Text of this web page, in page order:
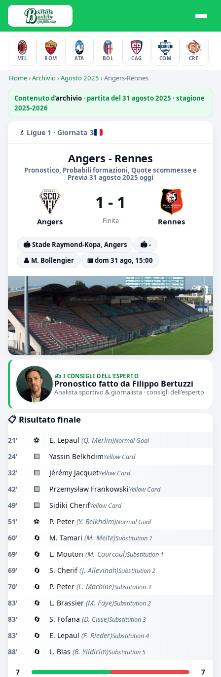
MIL ROM ATA BOL CAG COM CRE
Home›Archivio›Agosto 2025 ›Angers-Rennes
Contenuto d'archivio· partita del 31 agosto 2025 · stagione
2025-2026
Ligue 1 · Giornata 3
Angers - Rennes
Pronostico, Probabili formazioni, Quote scommesse e
Previa 31 agosto 2025 oggi
Angers
1 - 1
Finita Rennes
🏟️ Stade Raymond-Kopa, Angers
🏟️ -
👤 M. Bollengier
📅 dom 31 ago, 15:00
✍️ I CONSIGLI DELL'ESPERTO
Pronostico fatto da Filippo Bertuzzi
Analista sportivo & giornalista · consigli dell'esperto
📋 Risultato finale
21' ⚽ E. Lepaul (Q. Merlin)Normal Goal
24' 🟨 Yassin BelkhdimYellow Card
32' 🟨 Jérémy JacquetYellow Card
42' 🟨 Przemysław FrankowskiYellow Card
49' 🟨 Sidiki CherifYellow Card
51' ⚽ P. Peter (Y. Belkhdim)Normal Goal
60' 🔄 M. Tamari (M. Meite)Substitution 1
69' 🔄 L. Mouton (M. Courcoul)Substitution 1
69' 🔄 S. Cherif(J. Allevinah)Substitution 2
70' 🔄 P. Peter (L. Machine)Substitution 3
83' 🔄 L. Brassier (M. Faye)Substitution 2
83' 🔄 S. Fofana (D. Cisse)Substitution 3
83' 🔄 E. Lepaul (F. Rieder)Substitution 4
88' 🔄 L. Blas (B. Yildirim)Substitution 5
7 7